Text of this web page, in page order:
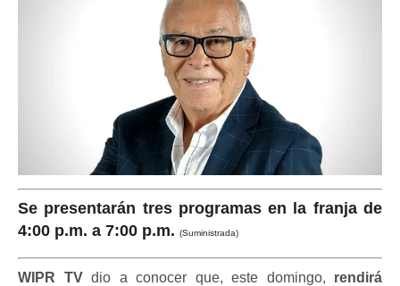
Se presentarán tres programas en la franja de
4:00 p.m. a 7:00 p.m. (Suministrada)
WIPR TVdio a conocer que, este domingo, rendirá